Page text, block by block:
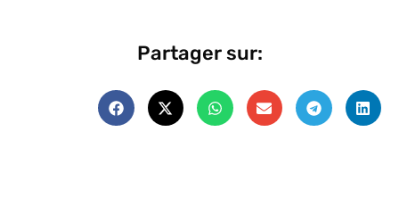
Partager sur: